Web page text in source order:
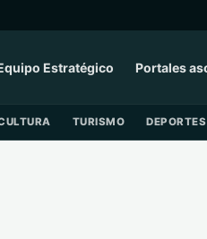
Estratégico Portales
TURISMO DEPORTES